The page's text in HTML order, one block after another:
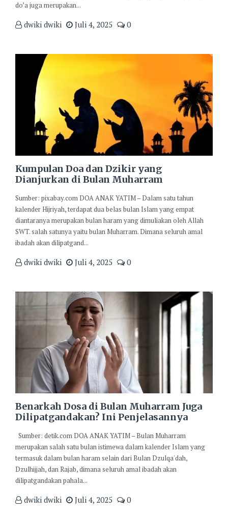
do’a juga merupakan...
dwiki dwiki Juli 4, 2025 0
Kumpulan Doa dan Dzikir yang
Dianjurkan di Bulan Muharram
Sumber: pixabay.com DOA ANAK YATIM – Dalam satu tahun
kalender Hijriyah, terdapat dua belas bulan Islam yang empat
diantaranya merupakan bulan haram yang dimuliakan oleh Allah
SWT. salah satunya yaitu bulan Muharram. Dimana seluruh amal
ibadah akan dilipatgand...
dwiki dwiki Juli 4, 2025 0
Benarkah Dosa di Bulan Muharram Juga
Dilipatgandakan? Ini Penjelasannya
Sumber: detik.com DOA ANAK YATIM – Bulan Muharram
merupakan salah satu bulan istimewa dalam kalender Islam yang
termasuk dalam bulan haram selain dari Bulan Dzulqa'dah,
Dzulhijjah, dan Rajab, dimana seluruh amal ibadah akan
dilipatgandakan pahala...
dwiki dwiki Juli 4, 2025 0